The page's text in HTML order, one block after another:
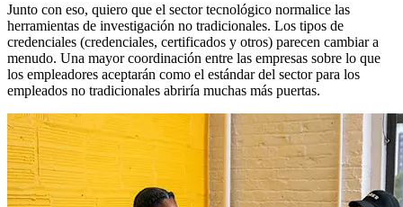
Junto con eso, quiero que el sector tecnológico normalice las
herramientas de investigación no tradicionales. Los tipos de
credenciales (credenciales, certificados y otros) parecen cambiar a
menudo. Una mayor coordinación entre las empresas sobre lo que
los empleadores aceptarán como el estándar del sector para los
empleados no tradicionales abriría muchas más puertas.